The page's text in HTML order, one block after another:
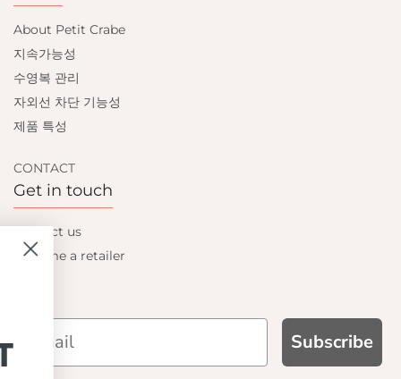
About Petit Crabe
지속가능성
수영복 관리
자외선 차단 기능성
제품 특성
CONTACT
Get in touch
Contact us
Become a retailer
Subscribe
AND GET